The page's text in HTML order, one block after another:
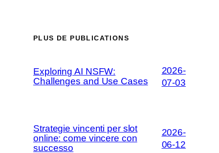
PLUS DE PUBLICATIONS
Exploring AI NSFW:
Challenges and Use Cases
2026-
07-03
Strategie vincenti per slot
online: come vincere con
successo
2026-
06-12